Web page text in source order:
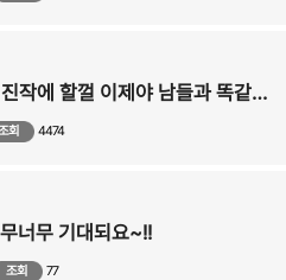
7월의 BEST 후기 - 진작에 할껄 이제야 남들과 똑같이 냄새맡고 숨쉬고 편하게 살아갈수 있겠네요! - 비중격,비염,축농증 수술후기
회 4474
너무 기대되요~!!
조회 77